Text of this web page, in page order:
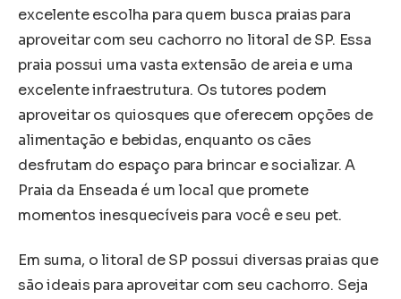
excelente escolha para quem busca praias para
aproveitar com seu cachorro no litoral de SP. Essa
praia possui uma vasta extensão de areia e uma
excelente infraestrutura. Os tutores podem
aproveitar os quiosques que oferecem opções de
alimentação e bebidas, enquanto os cães
desfrutam do espaço para brincar e socializar. A
Praia da Enseada é um local que promete
momentos inesquecíveis para você e seu pet.
Em suma, o litoral de SP possui diversas praias que
são ideais para aproveitar com seu cachorro. Seja